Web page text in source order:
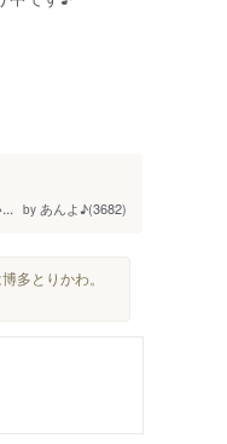
by あんよ♪(3682)
多とりかわ。